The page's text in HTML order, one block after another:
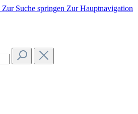
Zur Suche springen Zur Hauptnavigation